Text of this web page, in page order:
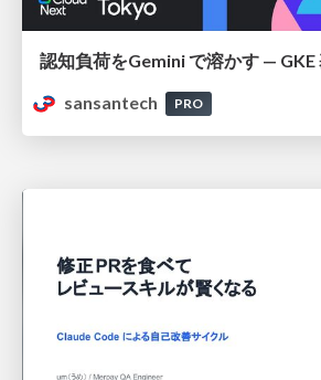
sansantech
PRO